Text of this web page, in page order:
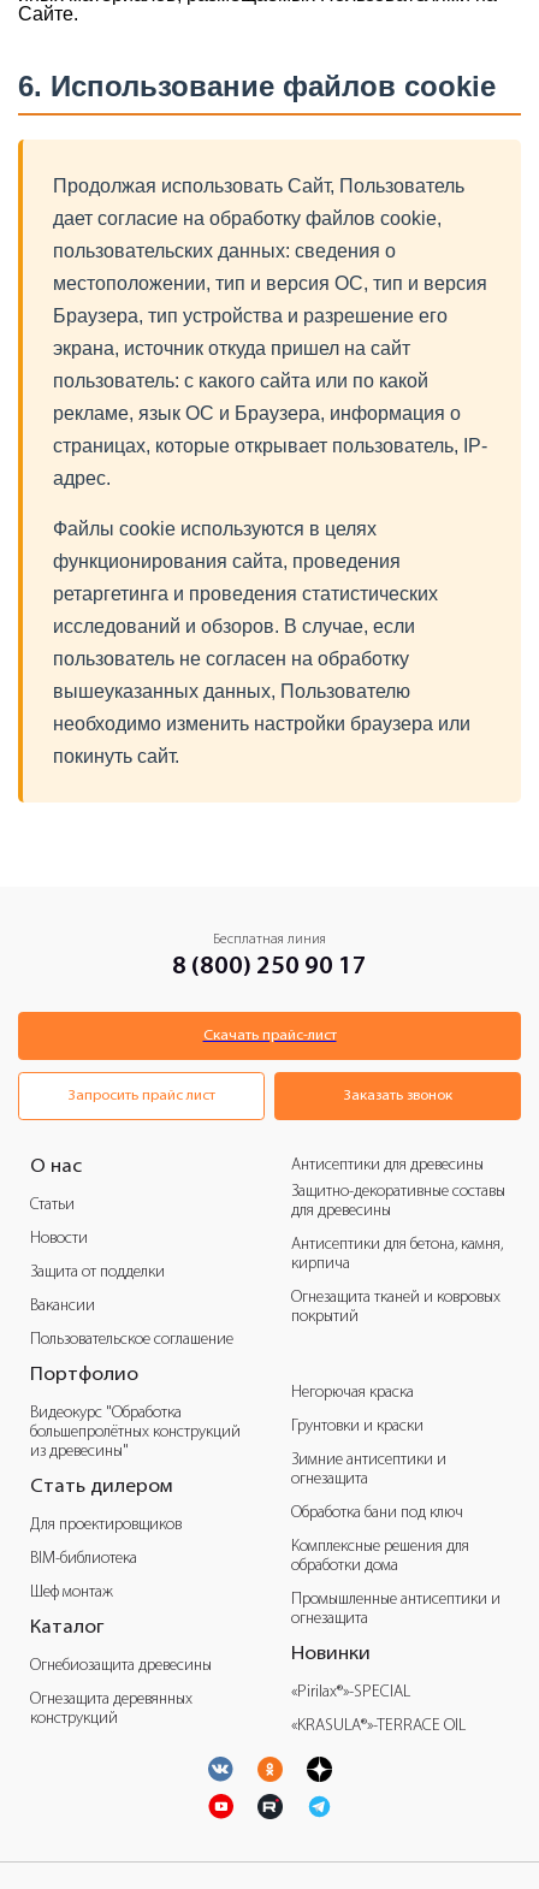
Сайте.
6. Использование файлов cookie
Продолжая использовать Сайт, Пользователь
дает согласие на обработку файлов cookie,
пользовательских данных: сведения о
местоположении, тип и версия ОС, тип и версия
Браузера, тип устройства и разрешение его
экрана, источник откуда пришел на сайт
пользователь: с какого сайта или по какой
рекламе, язык ОС и Браузера, информация о
страницах, которые открывает пользователь, IP-
адрес.
Файлы cookie используются в целях
функционирования сайта, проведения
ретаргетинга и проведения статистических
исследований и обзоров. В случае, если
пользователь не согласен на обработку
вышеуказанных данных, Пользователю
необходимо изменить настройки браузера или
покинуть сайт.
Бесплатная линия
8 (800) 250 90 17
Скачать прайс-лист
Запросить прайс лист
О нас
Статьи
Новости
Защита от подделки
Вакансии
Пользовательское соглашение
Портфолио
Видеокурс "Обработка
большепролётных конструкций
из древесины"
Стать дилером
Для проектировщиков
BIM-библиотека
Шеф монтаж
Каталог
Огнебиозащита древесины
Огнезащита деревянных
конструкций
Антисептики для древесины
Защитно-декоративные составы
для древесины
Антисептики для бетона, камня,
кирпича
Огнезащита тканей и ковровых
покрытий
Негорючая краска
Грунтовки и краски
Зимние антисептики и
огнезащита
Обработка бани под ключ
Комплексные решения для
обработки дома
Промышленные антисептики и
огнезащита
Новинки
«Pirilax®»-SPECIAL
«KRASULA®»-TERRACE OIL
Заказать звонок